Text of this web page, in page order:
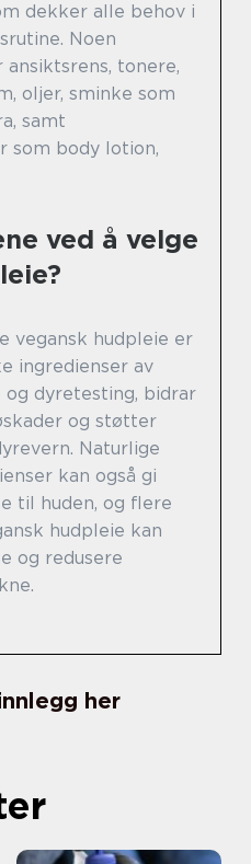
dekker alle behov i
Noen
tonere,
oljer, sminke som
samt
som body lotion,
ved å velge
vegansk hudpleie er
ingredienser av
dyretesting, bidrar
og støtter
Naturlige
kan også gi
til huden, og flere
hudpleie kan
og redusere
her